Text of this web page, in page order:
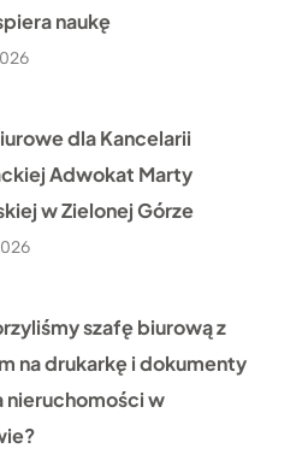
naukę
dla Kancelarii
Adwokat Marty
w Zielonej Górze
szafę biurową z
na drukarkę i dokumenty
nieruchomości w